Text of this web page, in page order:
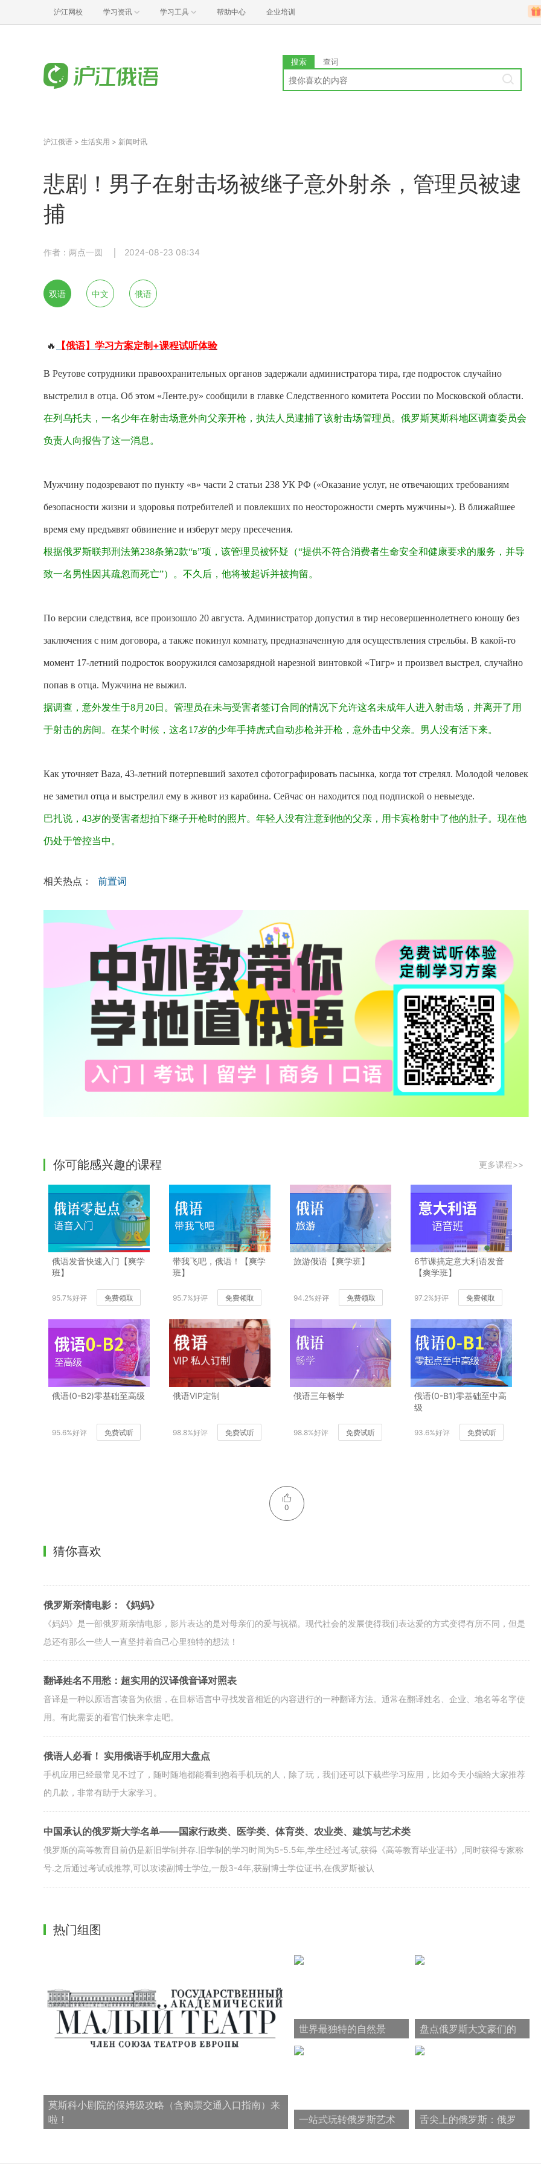
沪江网校 学习资讯 学习工具 帮助中心 企业培训
搜索 查词
沪江俄语 > 生活实用 > 新闻时讯
悲剧！男子在射击场被继子意外射杀，管理员被逮
捕
作者：两点一圆 2024-08-23 08:34
双语 中文 俄语
🔥 【俄语】学习方案定制+课程试听体验
В Реутове сотрудники правоохранительных органов задержали администратора тира, где подросток случайно
выстрелил в отца. Об этом «Ленте.ру» сообщили в главке Следственного комитета России по Московской области.
在列乌托夫，一名少年在射击场意外向父亲开枪 ， 执法人员逮捕了该射击场管理员。俄罗斯莫斯科地区调查委员会
负责人向报告了这一消息。
Мужчину подозревают по пункту «в» части 2 статьи 238 УК РФ («Оказание услуг, не отвечающих требованиям
безопасности жизни и здоровья потребителей и повлекших по неосторожности смерть мужчины»). В ближайшее
время ему предъявят обвинение и изберут меру пресечения.
根据俄罗斯联邦刑法第238条第2款“в”项，该管理员被怀疑（“提供不符合消费者生命安全和健康要求的服务，并导
致一名男性因其疏忽而死亡”）。 不久后 ，他将被起诉并被拘留。
По версии следствия, все произошло 20 августа. Администратор допустил в тир несовершеннолетнего юношу без
заключения с ним договора, а также покинул комнату, предназначенную для осуществления стрельбы. В какой-то
момент 17-летний подросток вооружился самозарядной нарезной винтовкой «Тигр» и произвел выстрел, случайно
попав в отца. Мужчина не выжил.
据调查，意外发生于8月20日。管理员在未与受害者签订合同的情况下允许这名未成年人进入射击场，并离开了用
于射击的房间。在某个时候，这名17岁的少年手持虎式自动步枪并开枪，意外击中父亲。男人没有活下来。
Как уточняет Baza, 43-летний потерпевший захотел сфотографировать пасынка, когда тот стрелял. Молодой человек
не заметил отца и выстрелил ему в живот из карабина. Сейчас он находится под подпиской о невыезде.
巴扎说， 43岁的受害者想拍下继子开枪时的照片。年轻人没有注意到他的父亲，用卡宾枪射中了他的肚子。现在他
仍处于管控当中。
相关热点： 前置词
你可能感兴趣的课程 更多课程>>
俄语发音快速入门【爽学
班】
95.7%好评 免费领取
带我飞吧，俄语！【爽学
班】
95.7%好评 免费领取
旅游俄语【爽学班】
94.2%好评 免费领取
6节课搞定意大利语发音
【爽学班】
97.2%好评 免费领取
俄语(0-B2)零基础至高级
95.6%好评 免费试听
俄语VIP定制
98.8%好评 免费试听
俄语三年畅学
98.8%好评 免费试听
俄语(0-B1)零基础至中高
级
93.6%好评 免费试听
0
猜你喜欢
俄罗斯亲情电影：《妈妈》
《妈妈》是一部俄罗斯亲情电影，影片表达的是对母亲们的爱与祝福。现代社会的发展使得我们表达爱的方式变得有所不同，但是
总还有那么一些人一直坚持着自己心里独特的想法！
翻译姓名不用愁：超实用的汉译俄音译对照表
音译是一种以原语言读音为依据，在目标语言中寻找发音相近的内容进行的一种翻译方法。通常在翻译姓名、企业、地名等名字使
用。有此需要的看官们快来拿走吧。
俄语人必看！ 实用俄语手机应用大盘点
手机应用已经最常见不过了，随时随地都能看到抱着手机玩的人，除了玩，我们还可以下载些学习应用，比如今天小编给大家推荐
的几款，非常有助于大家学习。
中国承认的俄罗斯大学名单——国家行政类、医学类、体育类、农业类、建筑与艺术类
俄罗斯的高等教育目前仍是新旧学制并存.旧学制的学习时间为5-5.5年,学生经过考试,获得《高等教育毕业证书》,同时获得专家称
号.之后通过考试或推荐,可以攻读副博士学位,一般3-4年,获副博士学位证书,在俄罗斯被认
热门组图
莫斯科小剧院的保姆级攻略（含购票交通入口指南）来
啦！
世界最独特的自然景
观：贝加尔湖排首位
盘点俄罗斯大文豪们的
那些奇奇怪怪的死法
一站式玩转俄罗斯艺术
舌尖上的俄罗斯：俄罗